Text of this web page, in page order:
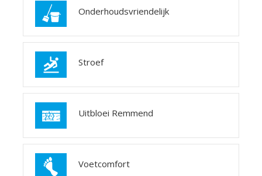
Onderhoudsvriendelijk
Stroef
Uitbloei Remmend
Voetcomfort